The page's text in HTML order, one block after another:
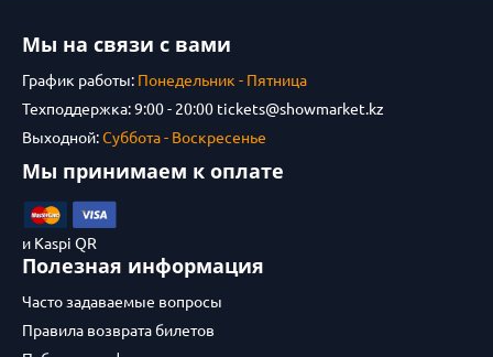
Мы на связи с вами
График работы: Понедельник - Пятница
Техподдержка: 9:00 - 20:00 tickets@showmarket.kz
Выходной:Суббота - Воскресенье
Мы принимаем к оплате
и Kaspi QR
Полезная информация
Часто задаваемые вопросы
Правила возврата билетов